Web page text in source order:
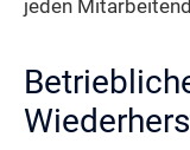
jeden